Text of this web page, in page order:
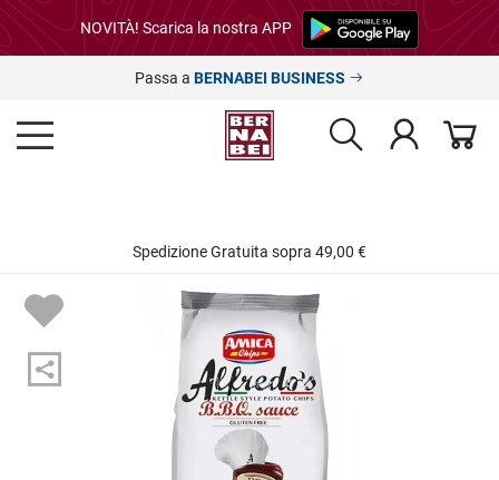
NOVITÀ! Scarica la nostra APP
Passa a BERNABEI BUSINESS
Spedizione Gratuita sopra 49,00 €